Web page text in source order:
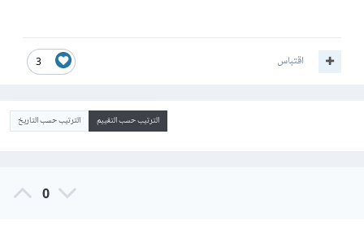
3 اقتباس
الترتيب حسب التقييم الترتيب حسب التاريخ
0